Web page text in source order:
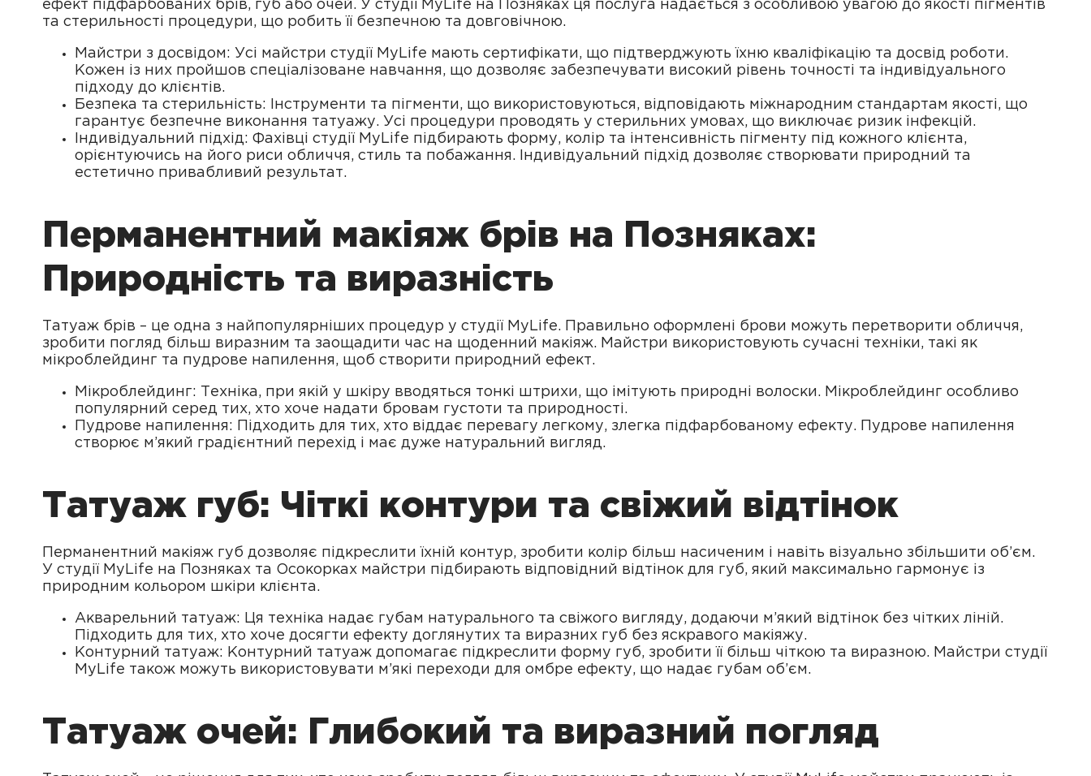
ефект підфарбованих брів, губ або очей. У студії MyLife на Позняках ця послуга надається з особливою увагою до якості пігментів
та стерильності процедури, що робить її безпечною та довговічною.
Майстри з досвідом: Усі майстри студії MyLife мають сертифікати, що підтверджують їхню кваліфікацію та досвід роботи.
Кожен із них пройшов спеціалізоване навчання, що дозволяє забезпечувати високий рівень точності та індивідуального
підходу до клієнтів.
Безпека та стерильність: Інструменти та пігменти, що використовуються, відповідають міжнародним стандартам якості, що
гарантує безпечне виконання татуажу. Усі процедури проводять у стерильних умовах, що виключає ризик інфекцій.
Індивідуальний підхід: Фахівці студії MyLife підбирають форму, колір та інтенсивність пігменту під кожного клієнта,
орієнтуючись на його риси обличчя, стиль та побажання. Індивідуальний підхід дозволяє створювати природний та
естетично привабливий результат.
Перманентний макіяж брів на Позняках:
Природність та виразність
Татуаж брів – це одна з найпопулярніших процедур у студії MyLife. Правильно оформлені брови можуть перетворити обличчя,
зробити погляд більш виразним та заощадити час на щоденний макіяж. Майстри використовують сучасні техніки, такі як
мікроблейдинг та пудрове напилення, щоб створити природний ефект.
Мікроблейдинг: Техніка, при якій у шкіру вводяться тонкі штрихи, що імітують природні волоски. Мікроблейдинг особливо
популярний серед тих, хто хоче надати бровам густоти та природності.
Пудрове напилення: Підходить для тих, хто віддає перевагу легкому, злегка підфарбованому ефекту. Пудрове напилення
створює м’який градієнтний перехід і має дуже натуральний вигляд.
Татуаж губ: Чіткі контури та свіжий відтінок
Перманентний макіяж губ дозволяє підкреслити їхній контур, зробити колір більш насиченим і навіть візуально збільшити об’єм.
У студії MyLife на Позняках та Осокорках майстри підбирають відповідний відтінок для губ, який максимально гармонує із
природним кольором шкіри клієнта.
Акварельний татуаж: Ця техніка надає губам натурального та свіжого вигляду, додаючи м’який відтінок без чітких ліній.
Підходить для тих, хто хоче досягти ефекту доглянутих та виразних губ без яскравого макіяжу.
Контурний татуаж: Контурний татуаж допомагає підкреслити форму губ, зробити її більш чіткою та виразною. Майстри студії
MyLife також можуть використовувати м’які переходи для омбре ефекту, що надає губам об’єм.
Татуаж очей: Глибокий та виразний погляд